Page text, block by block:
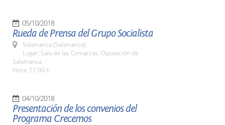
05/10/2018
Rueda de Prensa del Grupo Socialista
Salamanca (Salamanca)
Lugar: Sala de las Comarcas. Diputación de
Salamanca
Hora: 11:00 h.
04/10/2018
Presentación de los convenios del
Programa Crecemos